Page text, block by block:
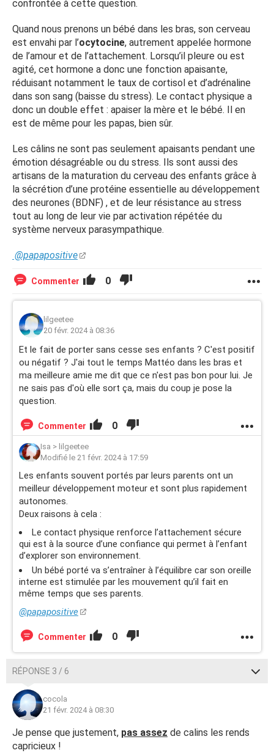
confrontée à cette question.
Quand nous prenons un bébé dans les bras, son cerveau
est envahi par l’ocytocine, autrement appelée hormone
de l’amour et de l’attachement. Lorsqu’il pleure ou est
agité, cet hormone a donc une fonction apaisante,
réduisant notamment le taux de cortisol et d’adrénaline
dans son sang (baisse du stress). Le contact physique a
donc un double effet : apaiser la mère et le bébé. Il en
est de même pour les papas, bien sûr.
Les câlins ne sont pas seulement apaisants pendant une
émotion désagréable ou du stress. Ils sont aussi des
artisans de la maturation du cerveau des enfants grâce à
la sécrétion d’une protéine essentielle au développement
des neurones (BDNF) , et de leur résistance au stress
tout au long de leur vie par activation répétée du
système nerveux parasympathique.
@papapositive
Commenter 0
lilgeetee
20 févr. 2024 à 08:36
Et le fait de porter sans cesse ses enfants ? C'est positif
ou négatif ? J'ai tout le temps Mattéo dans les bras et
ma meilleure amie me dit que ce n'est pas bon pour lui. Je
ne sais pas d'où elle sort ça, mais du coup je pose la
question.
Commenter 0
Isa > lilgeetee
Modifié le 21 févr. 2024 à 17:59
Les enfants souvent portés par leurs parents ont un
meilleur développement moteur et sont plus rapidement
autonomes.
Deux raisons à cela :
Le contact physique renforce l’attachement sécure
qui est à la source d’une confiance qui permet à l’enfant
d’explorer son environnement.
Un bébé porté va s’entraîner à l’équilibre car son oreille
interne est stimulée par les mouvement qu’il fait en
même temps que ses parents.
@papapositive
Commenter 0
RÉPONSE 3 / 6
cocola
21 févr. 2024 à 08:30
Je pense que justement, pas assez de calins les rends
capricieux !